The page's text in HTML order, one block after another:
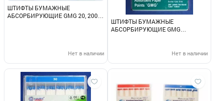
ШТИФТЫ БУМАЖНЫЕ
АБСОРБИРУЮЩИЕ GMG 20, 200
Нет в наличии
ШТИФТЫ БУМАЖНЫЕ
АБСОРБИРУЮЩИЕ GMG
Нет в наличии